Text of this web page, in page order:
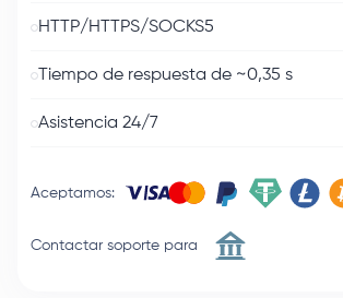
HTTP/HTTPS/SOCKS5
Tiempo de respuesta de ~0,35 s
Asistencia 24/7
Aceptamos:
Contactar soporte para